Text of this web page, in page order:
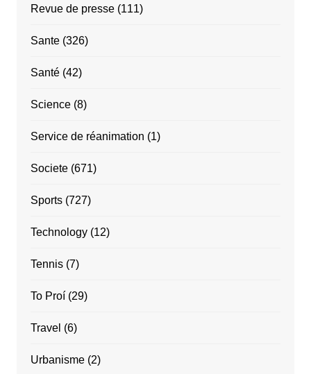
Revue de presse(111)
Sante(326)
Santé(42)
Science(8)
Service de réanimation (1)
Societe(671)
Sports(727)
Technology(12)
Tennis(7)
To Proí(29)
Travel (6)
Urbanisme(2)